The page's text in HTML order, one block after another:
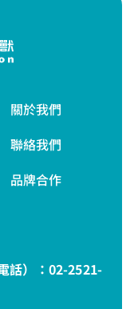
關於我們
聯絡我們
品牌合作
話）： 02-2521-